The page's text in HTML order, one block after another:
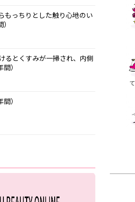
もっちりとした触り心地のい
るとくすみが一掃され、内側
）
）